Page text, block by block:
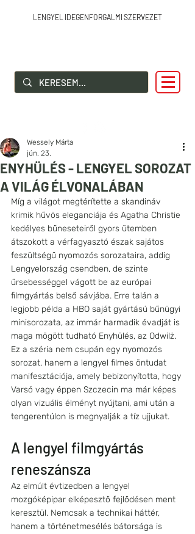
LENGYEL IDEGENFORGALMI SZERVEZET
SZIA LENGYELORSZÁG!
ENYHÜLÉS - LENGYEL SOROZAT
A VILÁG ÉLVONALÁBAN
Wessely Márta
jún. 23.
Míg a világot megtérítette a skandináv
krimik hűvös eleganciája és Agatha Christie
kedélyes bűneseteiről gyors ütemben
átszokott a vérfagyasztó észak sajátos
feszültségű nyomozós sorozataira, addig
Lengyelország csendben, de szinte
űrsebességgel vágott be az európai
filmgyártás belső sávjába. Erre talán a
legjobb példa a HBO saját gyártású bűnügyi
minisorozata, az immár harmadik évadját is
maga mögött tudható Enyhülés, az Odwilż.
Ez a széria nem csupán egy nyomozós
sorozat, hanem a lengyel filmes öntudat
manifesztációja, amely bebizonyította, hogy
Varsó vagy éppen Szczecin ma már képes
olyan vizuális élményt nyújtani, ami után a
tengerentúlon is megnyalják a tíz ujjukat.
A lengyel filmgyártás
reneszánsza
Az elmúlt évtizedben a lengyel
mozgóképipar elképesztő fejlődésen ment
keresztül. Nemcsak a technikai háttér,
hanem a történetmesélés bátorsága is